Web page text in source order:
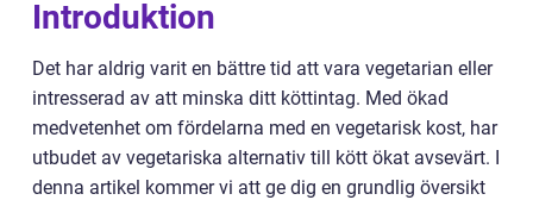
Introduktion
Det har aldrig varit en bättre tid att vara vegetarian eller
intresserad av att minska ditt köttintag. Med ökad
medvetenhet om fördelarna med en vegetarisk kost, har
utbudet av vegetariska alternativ till kött ökat avsevärt. I
denna artikel kommer vi att ge dig en grundlig översikt